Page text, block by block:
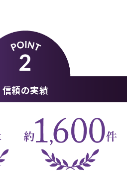
信頼の実績